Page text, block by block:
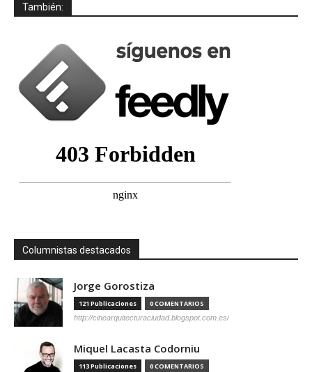
También:
Columnistas destacados
Jorge Gorostiza
121 Publicaciones 0 COMENTARIOS
http://cinearquitecturaciudad.blogspot.com.es/
Miquel Lacasta Codorniu
113 Publicaciones 0 COMENTARIOS